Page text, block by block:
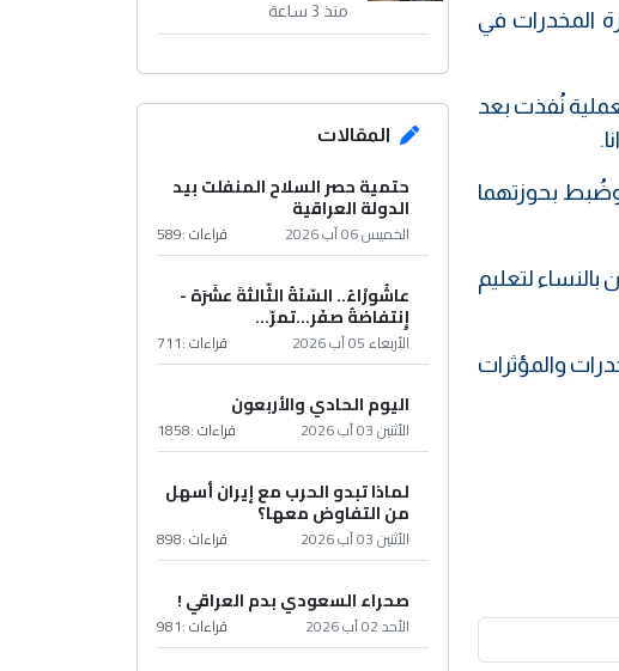
المخدرات في
نُفذت بعد
بحوزتهما
لتعليم
والمؤثرات
منذ 3 ساعة
المقالات
حتمية حصر السلاح المنفلت بيد
الدولة العراقية
الخميس 06 آب 2026 قراءات :589
عاشُورْاءُ.. السّنَةُ الثّالثةَ عشَرَة -
إِنتفاضةُ صفَر…تمرّ...
الأربعاء 05 آب 2026 قراءات :711
اليوم الحادي والأربعون
الأثنين 03 آب 2026 قراءات :1858
لماذا تبدو الحرب مع إيران أسهل
من التفاوض معها؟
الأثنين 03 آب 2026 قراءات :898
صحراء السعودي بدم العراقي !
الأحد 02 آب 2026 قراءات :981